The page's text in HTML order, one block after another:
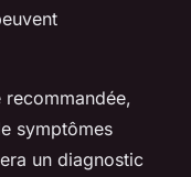
symptômes
un diagnostic